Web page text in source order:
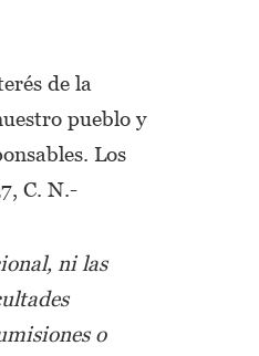
de la
pueblo y
Los
C. N.-
ni las
o